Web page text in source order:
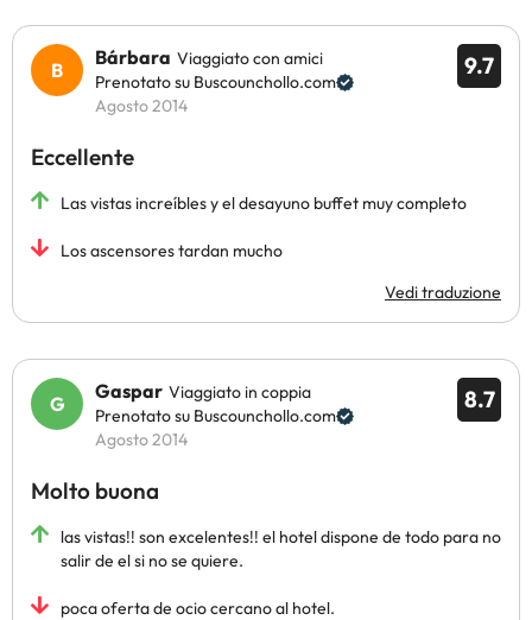
9.7
Bárbara Viaggiato con amici
Prenotato su Buscounchollo.com
Agosto 2014
Eccellente
Las vistas increíbles y el desayuno buffet muy completo
Los ascensores tardan mucho
Vedi traduzione
8.7
Gaspar Viaggiato in coppia
Prenotato su Buscounchollo.com
Agosto 2014
Molto buona
las vistas!! son excelentes!! el hotel dispone de todo para no
salir de el si no se quiere.
poca oferta de ocio cercano al hotel.